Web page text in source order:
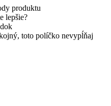
produktu
lepšie?
toto políčko nevypĺňaj